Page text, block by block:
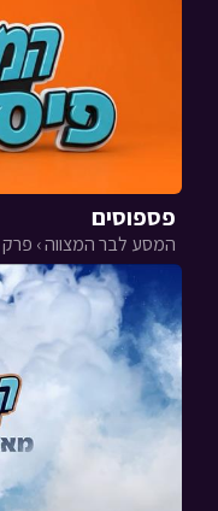
פספוסים
המסע לבר המצווה › פרק 37